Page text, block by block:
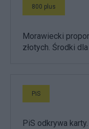
800 plus
Morawiecki
złotych. Środki
PiS
PiS odkrywa